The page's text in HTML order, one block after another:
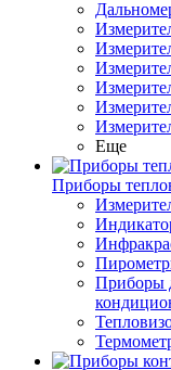
Еще
Приборы
Приборы